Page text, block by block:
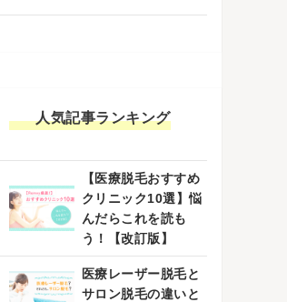
人気記事ランキング
【医療脱毛おすすめ
クリニック10選】悩
んだらこれを読も
う！【改訂版】
医療レーザー脱毛と
サロン脱毛の違いと